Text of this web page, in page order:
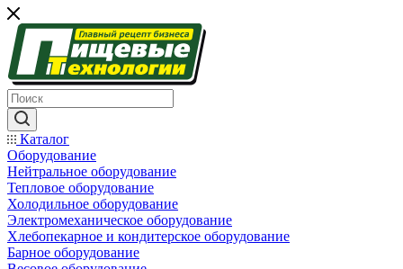
Каталог
Оборудование
Нейтральное оборудование
Тепловое оборудование
Холодильное оборудование
Электромеханическое оборудование
Хлебопекарное и кондитерское оборудование
Барное оборудование